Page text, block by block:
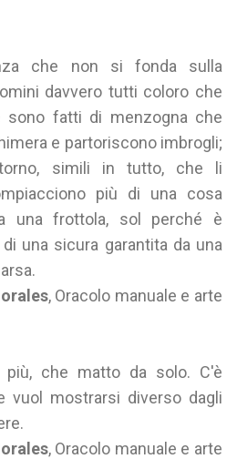
che non si fonda sulla
davvero tutti coloro che
sono fatti di menzogna che
e partoriscono imbrogli;
simili in tutto, che li
più di una cosa
una frottola, sol perché è
una sicura garantita da una
, Oracolo manuale e arte
che matto da solo. C'è
vuol mostrarsi diverso dagli
, Oracolo manuale e arte